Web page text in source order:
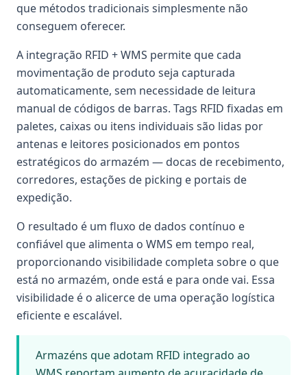
que métodos tradicionais simplesmente não
conseguem oferecer.
A integração RFID + WMS permite que cada
movimentação de produto seja capturada
automaticamente, sem necessidade de leitura
manual de códigos de barras. Tags RFID fixadas em
paletes, caixas ou itens individuais são lidas por
antenas e leitores posicionados em pontos
estratégicos do armazém — docas de recebimento,
corredores, estações de picking e portais de
expedição.
O resultado é um fluxo de dados contínuo e
confiável que alimenta o WMS em tempo real,
proporcionando visibilidade completa sobre o que
está no armazém, onde está e para onde vai. Essa
visibilidade é o alicerce de uma operação logística
eficiente e escalável.
Armazéns que adotam RFID integrado ao